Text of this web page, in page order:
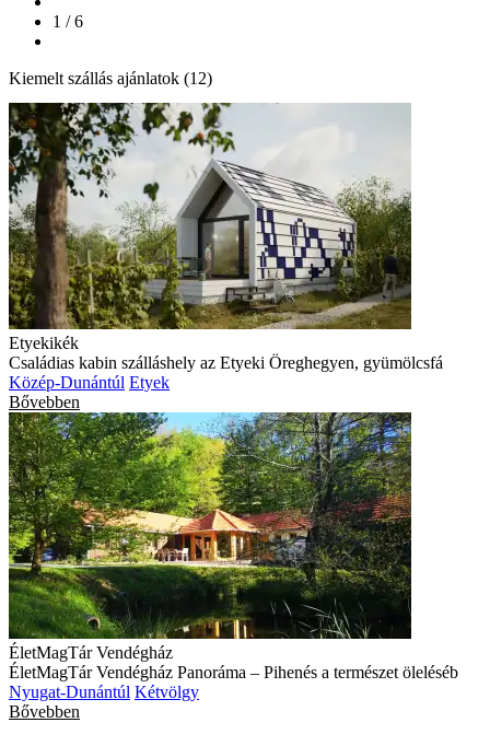
1 / 6
Kiemelt szállás ajánlatok (12)
Etyekikék
Családias kabin szálláshely az Etyeki Öreghegyen, gyümölcsfá
Közép-Dunántúl Etyek
Bővebben
ÉletMagTár Vendégház
ÉletMagTár Vendégház Panoráma – Pihenés a természet öleléséb
Nyugat-Dunántúl Kétvölgy
Bővebben